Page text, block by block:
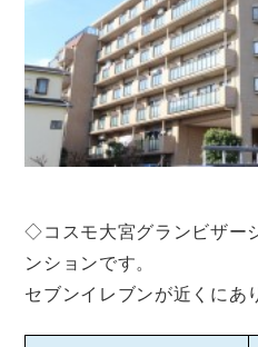
◇コスモ大宮グランビザー
ンションです。
セブンイレブンが近くにあ